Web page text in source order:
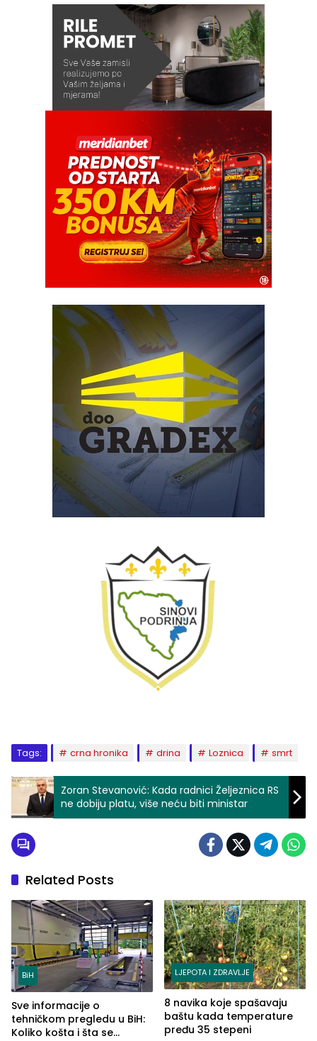
Tags: crna hronika drina Loznica smrt
Zoran Stevanović: Kada radnici Željeznica RS
ne dobiju platu, više neću biti ministar
Related Posts
BiH
Sve informacije o
tehničkom pregledu u BiH:
Koliko košta i šta se
LJEPOTA I ZDRAVLJE
8 navika koje spašavaju
baštu kada temperature
pređu 35 stepeni